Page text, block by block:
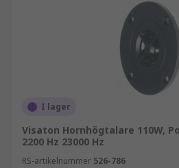
I lager
Visaton Hornhögtalare 110W,
2200 Hz 23000 Hz
RS-artikelnummer 526-786